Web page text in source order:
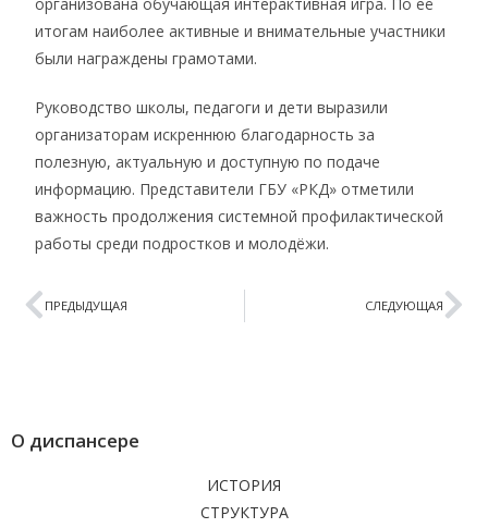
итогам наиболее активные и внимательные участники
были награждены грамотами.
Руководство школы, педагоги и дети выразили
организаторам искреннюю благодарность за
полезную, актуальную и доступную по подаче
информацию. Представители ГБУ «РКД» отметили
важность продолжения системной профилактической
работы среди подростков и молодёжи.
ПРЕДЫДУЩАЯ СЛЕДУЮЩАЯ
О диспансере
ИСТОРИЯ
СТРУКТУРА